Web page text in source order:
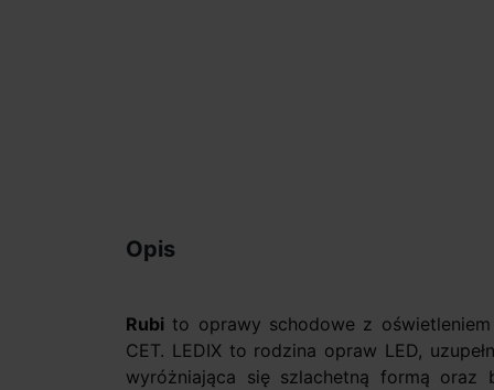
Opis
Rubi to oprawy schodowe z
CET. LEDIX to rodzina opraw LED,
wyróżniająca się szlachetną formą